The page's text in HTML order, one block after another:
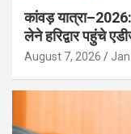
कांवड़
लेने हरिद्वार पहुंचे
August 7, 2026